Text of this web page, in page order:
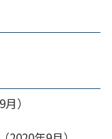
）